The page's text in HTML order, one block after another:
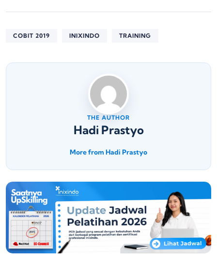
COBIT 2019 INIXINDO TRAINING
THE AUTHOR
Hadi Prastyo
More from Hadi Prastyo